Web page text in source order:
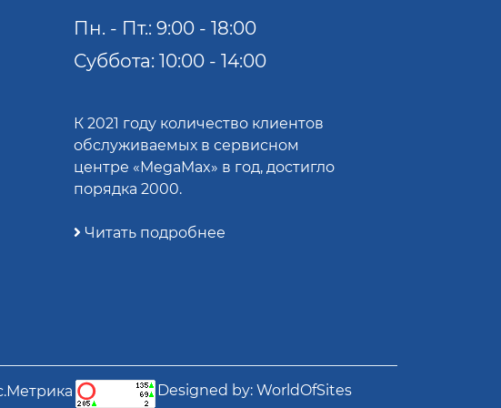
Пн. - Пт.: 9:00 - 18:00
Суббота: 10:00 - 14:00
К 2021 году количество клиентов
обслуживаемых в сервисном
центре «MegaMax» в год, достигло
порядка 2000.
Читать подробнее
Designed by: WorldOfSites